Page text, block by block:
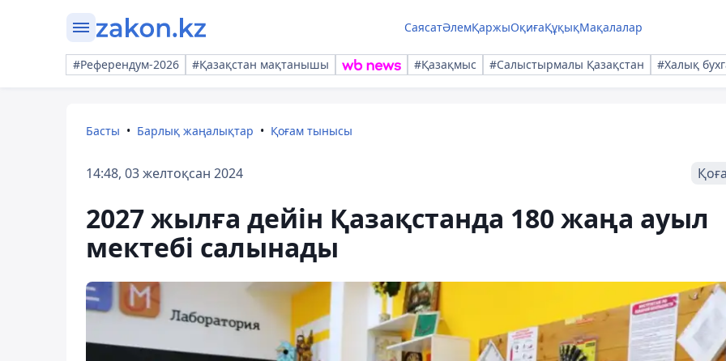
СаясатӘлемҚаржыОқиғаҚұқықМақалалар
#Референдум-2026 #Қазақстан мақтанышы #Қазақмыс #Салыстырмалы Қазақстан #Халық
Басты Барлық жаңалықтар Қоғам тынысы
14:48, 03 желтоқсан 2024
2027 жылға дейін Қазақстанда 180 жаңа ауыл
мектебі салынады